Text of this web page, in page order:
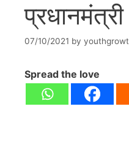
07/10/2021 by
Spread the love